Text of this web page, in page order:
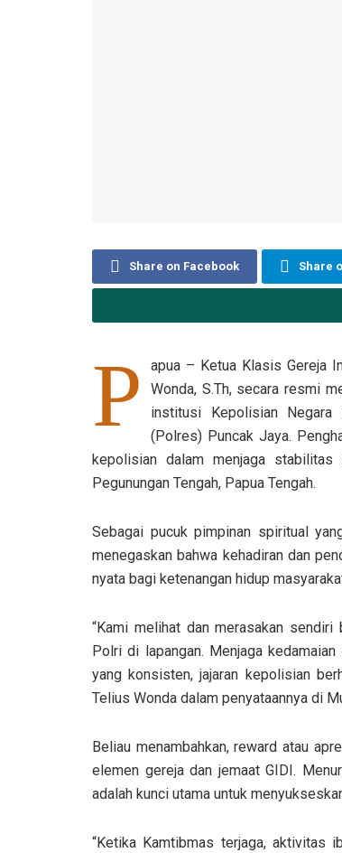
Share on Facebook Share
P
apua – Ketua Klasis Gereja
Wonda, S.Th, secara resmi
institusi Kepolisian Negara
(Polres) Puncak Jaya.
kepolisian dalam menjaga
Pegunungan Tengah, Papua Tengah.
Sebagai pucuk pimpinan spiritual
menegaskan bahwa kehadiran dan
nyata bagi ketenangan hidup
“Kami melihat dan merasakan
Polri di lapangan. Menjaga
yang konsisten, jajaran kepolisian
Telius Wonda dalam penyataannya di
Beliau menambahkan, reward atau
elemen gereja dan jemaat GIDI.
adalah kunci utama untuk
“Ketika Kamtibmas terjaga, aktivitas